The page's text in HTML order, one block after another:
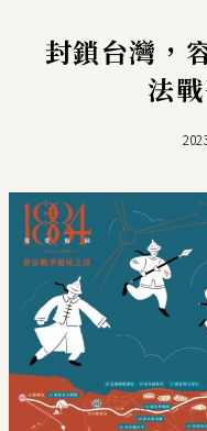
封鎖台灣，
法